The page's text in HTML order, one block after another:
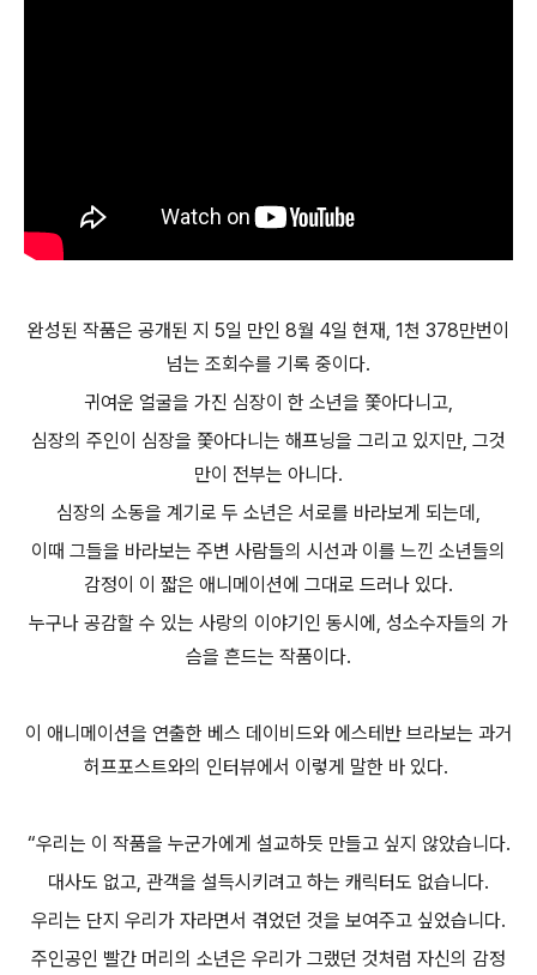
완성된 작품은 공개된 지 5일 만인 8월 4일 현재, 1천 378만번이
넘는 조회수를 기록 중이다.
귀여운 얼굴을 가진 심장이 한 소년을 쫓아다니고,
심장의 주인이 심장을 쫓아다니는 해프닝을 그리고 있지만, 그것
만이 전부는 아니다.
심장의 소동을 계기로 두 소년은 서로를 바라보게 되는데,
이때 그들을 바라보는 주변 사람들의 시선과 이를 느낀 소년들의
감정이 이 짧은 애니메이션에 그대로 드러나 있다.
누구나 공감할 수 있는 사랑의 이야기인 동시에, 성소수자들의 가
슴을 흔드는 작품이다.
이 애니메이션을 연출한 베스 데이비드와 에스테반 브라보는 과거
허프포스트와의 인터뷰에서 이렇게 말한 바 있다.
“우리는 이 작품을 누군가에게 설교하듯 만들고 싶지 않았습니다.
대사도 없고, 관객을 설득시키려고 하는 캐릭터도 없습니다.
우리는 단지 우리가 자라면서 겪었던 것을 보여주고 싶었습니다.
주인공인 빨간 머리의 소년은 우리가 그랬던 것처럼 자신의 감정